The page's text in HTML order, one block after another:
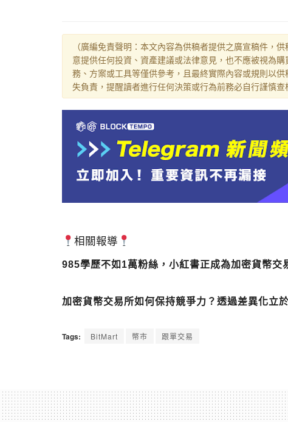
（廣編免責聲明：本文內容為供稿者提供之廣宣稿件，
意提供任何投資、資產建議或法律意見，也不應被視為
務、方案或工具等僅供參考，且最終實際內容或規則以
失負責，提醒讀者進行任何決策或行為前務必自行謹慎查
相關報導
985學歷不如1萬粉絲，小紅書正成為加密貨幣交
加密貨幣交易所如何保持競爭力？透過差異化立
Tags: BitMart 幣市 跟單交易